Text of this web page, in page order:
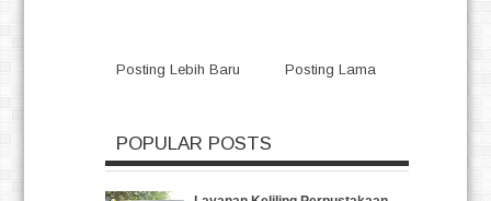
Posting Lebih Baru Posting Lama
POPULAR POSTS